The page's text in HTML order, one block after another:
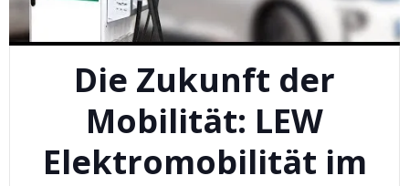
Die Zukunft der
Mobilität: LEW
Elektromobilität im